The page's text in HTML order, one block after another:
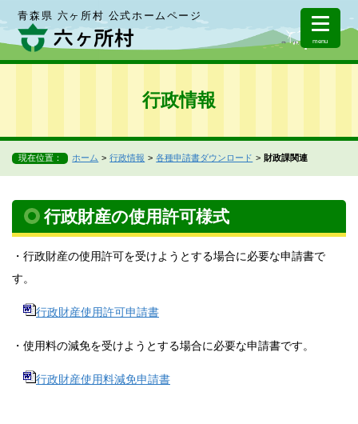
青森県 六ヶ所村 公式ホームページ
menu
行政情報
現在位置： ホーム 行政情報 各種申請書ダウンロード 財政課関連
行政財産の使用許可様式
・行政財産の使用許可を受けようとする場合に必要な申請書で
す。
行政財産使用許可申請書
・使用料の減免を受けようとする場合に必要な申請書です。
行政財産使用料減免申請書